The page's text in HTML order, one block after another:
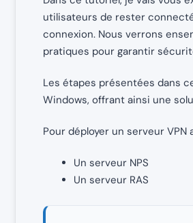
utilisateurs de rester
connexion. Nous verrons
pratiques pour garantir
Les étapes présentées dans
Windows, offrant ainsi une
Pour déployer un serveur
Un serveur NPS
Un serveur RAS